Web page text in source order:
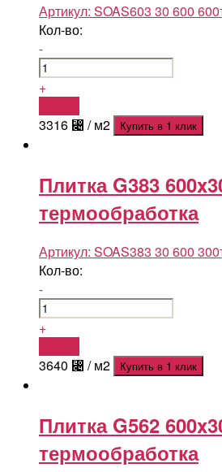
Артикул: SOAS603 30 600
Кол-во:
-
+
3316 ⃄ / м2 Купить в 1 клик
Плитка G383
термообработка
Артикул: SOAS383 30 600
Кол-во:
-
+
3640 ⃄ / м2 Купить в 1 клик
Плитка G562
термообработка